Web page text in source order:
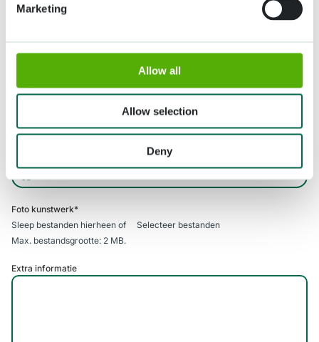
Marketing
Allow all
Allow selection
Deny
Voer een getal kleiner dan of gelijk aan3in.
Voer een getal kleiner dan of gelijk aan100in.
Foto kunstwerk*
Sleep bestanden hierheen of
Selecteer bestanden
Max. bestandsgrootte: 2 MB.
Extra informatie